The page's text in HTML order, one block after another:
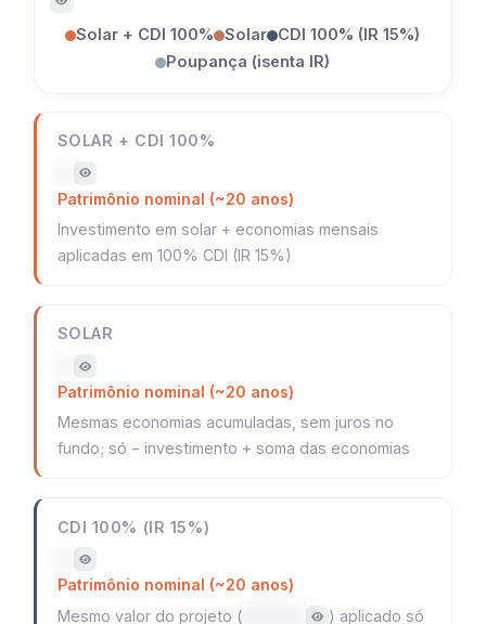
Solar + CDI 100% Solar CDI 100% (IR 15%)
Poupança (isenta IR)
SOLAR + CDI 100%
Patrimônio nominal (~20 anos)
Investimento em solar + economias mensais
aplicadas em 100% CDI (IR 15%)
SOLAR
Patrimônio nominal (~20 anos)
Mesmas economias acumuladas, sem juros no
fundo; só − investimento + soma das economias
CDI 100% (IR 15%)
Patrimônio nominal (~20 anos)
Mesmo valor do projeto (R$ 16.132 ) aplicado só